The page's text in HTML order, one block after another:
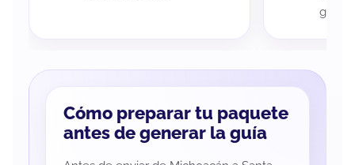
guía
Cómo preparar tu paquete
antes de generar la guía